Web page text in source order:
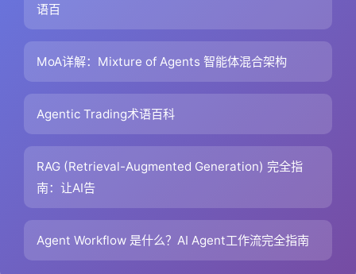
语百
MoA详解：Mixture of Agents 智能体混合架构
Agentic Trading术语百科
RAG (Retrieval-Augmented Generation) 完全指
南：让AI告
Agent Workflow 是什么？AI Agent工作流完全指南